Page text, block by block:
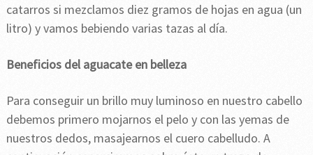
catarros si mezclamos diez gramos de hojas en agua (un
litro) y vamos bebiendo varias tazas al día.
Beneficios del aguacate en belleza
Para conseguir un brillo muy luminoso en nuestro cabello
debemos primero mojarnos el pelo y con las yemas de
nuestros dedos, masajearnos el cuero cabelludo. A